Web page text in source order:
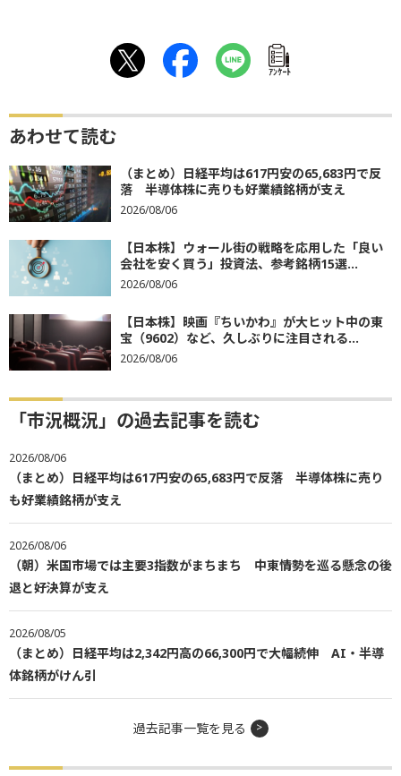
ｱﾝｹｰﾄ
あわせて読む
（まとめ）日経平均は617円安の65,683円で反
落 半導体株に売りも好業績銘柄が支え
2026/08/06
【日本株】ウォール街の戦略を応用した「良い
会社を安く買う」投資法、参考銘柄15選...
2026/08/06
【日本株】映画『ちいかわ』が大ヒット中の東
宝（9602）など、久しぶりに注目される...
2026/08/06
「市況概況」の過去記事を読む
2026/08/06
（まとめ）日経平均は617円安の65,683円で反落 半導体株に売り
も好業績銘柄が支え
2026/08/06
（朝）米国市場では主要3指数がまちまち 中東情勢を巡る懸念の後
退と好決算が支え
2026/08/05
（まとめ）日経平均は2,342円高の66,300円で大幅続伸 AI・半導
体銘柄がけん引
過去記事一覧を見る